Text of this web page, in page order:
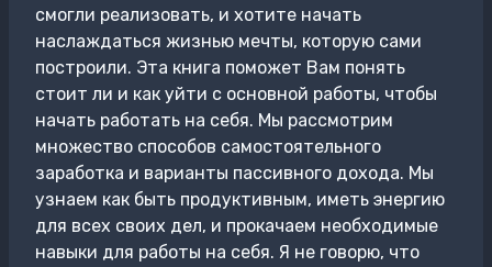
смогли реализовать, и хотите начать
наслаждаться жизнью мечты, которую сами
построили. Эта книга поможет Вам понять
стоит ли и как уйти с основной работы, чтобы
начать работать на себя. Мы рассмотрим
множество способов самостоятельного
заработка и варианты пассивного дохода. Мы
узнаем как быть продуктивным, иметь энергию
для всех своих дел, и прокачаем необходимые
навыки для работы на себя. Я не говорю, что